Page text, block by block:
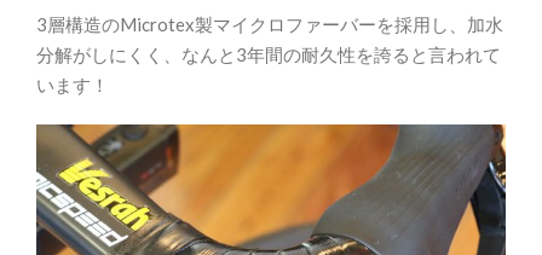
3層構造のMicrotex製マイクロファーバーを採用し、加水
分解がしにくく、なんと3年間の耐久性を誇ると言われて
います！